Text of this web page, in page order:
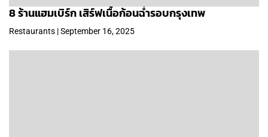
8 ร้านแฮมเบิร์ก เสิร์ฟเนื้อก้อนฉ่ำรอบกรุงเทพ
Restaurants | September 16, 2025